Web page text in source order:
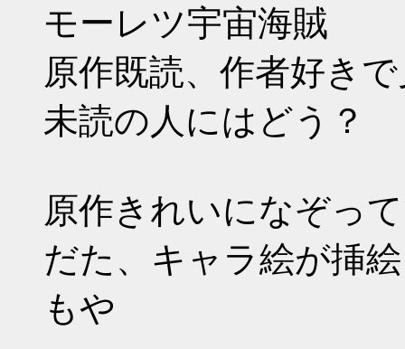
モーレツ宇宙海賊
原作既読、作者好き
未読の人にはどう？
原作きれいになぞっ
だた、キャラ絵が挿
もや